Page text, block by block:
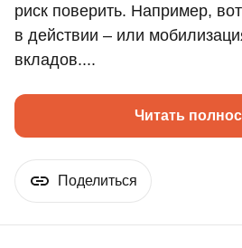
риск поверить. Например,
в действии – или
вкладов....
Читать
Поделиться